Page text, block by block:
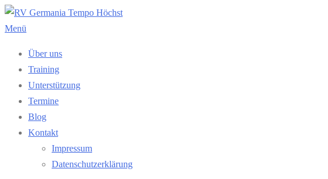
Zum
Inhalt
Menü
Über uns
Training
Unterstützung
Termine
Blog
Kontakt
Impressum
Datenschutzerklärung